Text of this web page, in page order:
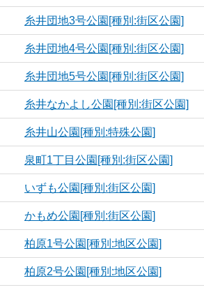
糸井団地3号公園[種別:街区公園]
糸井団地4号公園[種別:街区公園]
糸井団地5号公園[種別:街区公園]
糸井なかよし公園[種別:街区公園]
糸井山公園[種別:特殊公園]
泉町1丁目公園[種別:街区公園]
いずも公園[種別:街区公園]
かもめ公園[種別:街区公園]
柏原1号公園[種別:地区公園]
柏原2号公園[種別:地区公園]